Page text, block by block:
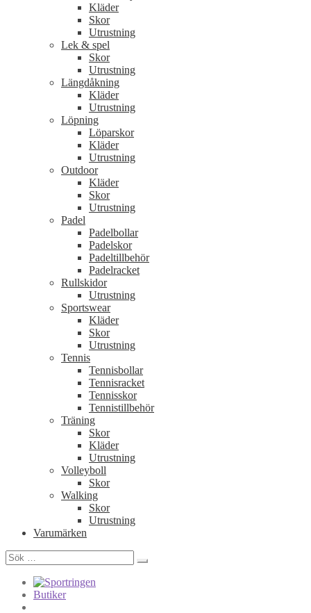
Kläder
Skor
Utrustning
Lek & spel
Skor
Utrustning
Längdåkning
Kläder
Utrustning
Löpning
Löparskor
Kläder
Utrustning
Outdoor
Kläder
Skor
Utrustning
Padel
Padelbollar
Padelskor
Padeltillbehör
Padelracket
Rullskidor
Utrustning
Sportswear
Kläder
Skor
Utrustning
Tennis
Tennisbollar
Tennisracket
Tennisskor
Tennistillbehör
Träning
Skor
Kläder
Utrustning
Volleyboll
Skor
Walking
Skor
Utrustning
Varumärken
Sök
efter:
Butiker